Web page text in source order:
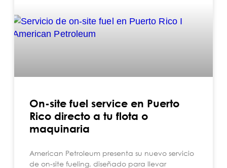
On-site fuel service en Puerto
Rico directo a tu flota o
maquinaria
American Petroleum presenta su nuevo servicio
de on-site fueling, diseñado para llevar